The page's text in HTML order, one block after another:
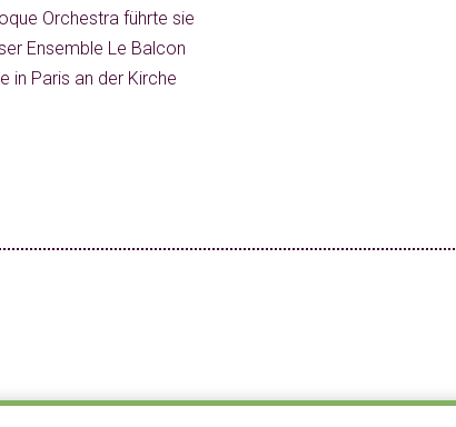
Orchestra führte sie
Ensemble Le Balcon
in Paris an der Kirche